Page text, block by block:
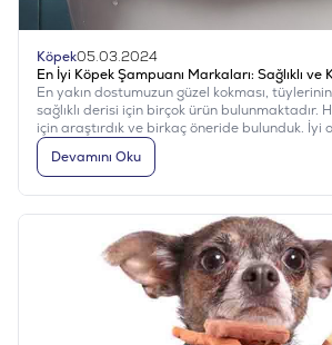
Köpek05.03.2024
En İyi Köpek Şampuanı Markaları: Sağlıklı ve
En yakın dostumuzun güzel kokması,
sağlıklı derisi için birçok ürün bulunmaktadır.
için araştırdık ve birkaç öneride bulunduk. İyi
Devamını Oku